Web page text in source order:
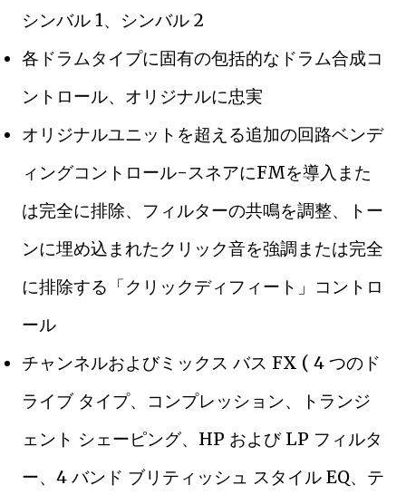
シンバル 1、シンバル 2
各ドラムタイプに固有の包括的なドラム合成コ
ントロール、オリジナルに忠実
オリジナルユニットを超える追加の回路ベンデ
ィングコントロール-スネアにFMを導入また
は完全に排除、フィルターの共鳴を調整、トー
ンに埋め込まれたクリック音を強調または完全
に排除する「クリックディフィート」コントロ
ール
チャンネルおよびミックス バス FX ( 4 つのド
ライブ タイプ、コンプレッション、トランジ
ェント シェーピング、HP および LP フィルタ
ー、4 バンド ブリティッシュ スタイル EQ、テ